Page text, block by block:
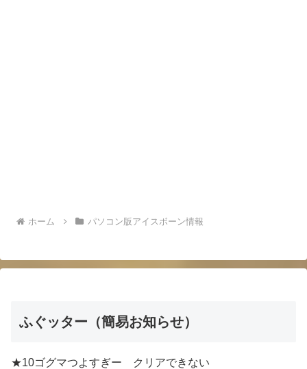
ホーム パソコン版アイスボーン情報
ふぐッター（簡易お知らせ）
★10ゴグマつよすぎー クリアできない